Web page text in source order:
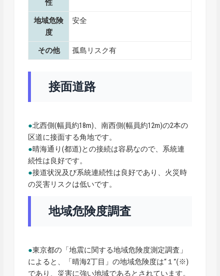
性
地域危険
度
安全
その他 孤島リスク有
接面道路
●北西側(幅員約18m)、南西側(幅員約12m)の2本の
区道に接面する角地です。
●晴海通り(都道)との接続は容易なので、系統連
続性は良好です。
●接道状況及び系統連続性は良好であり、火災時
の災害リスクは低いです。
地域危険度調査
●東京都の「地震に関する地域危険度測定調査」
によると、「晴海2丁目」の地域危険度は“１”(※)
であり、災害に強い地域であるとされています。